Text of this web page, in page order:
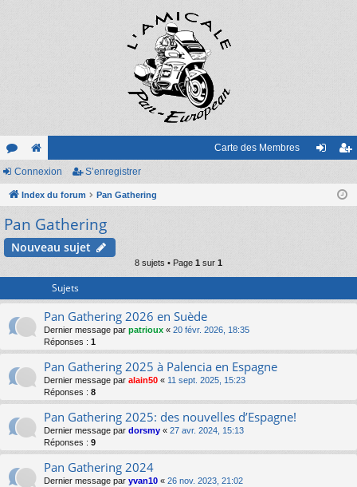
or
u
m
e
sit
Carte des Membres
nr
Connexion S’enregistrer
Index du forum Pan Gathering
Pan Gathering
Nouveau sujet
8 sujets • Page 1 sur 1
Sujets
Pan Gathering 2026 en Suède
Dernier message par patrioux « 20 févr. 2026, 18:35
Réponses : 1
Pan Gathering 2025 à Palencia en Espagne
Dernier message par alain50 « 11 sept. 2025, 15:23
Réponses : 8
Pan Gathering 2025: des nouvelles d’Espagne!
Dernier message par dorsmy « 27 avr. 2024, 15:13
Réponses : 9
Pan Gathering 2024
Dernier message par yvan10 « 26 nov. 2023, 21:02